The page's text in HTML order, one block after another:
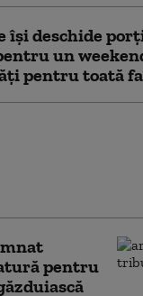
își deschide
un
pentru toată
pentru